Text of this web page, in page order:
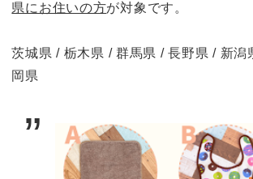
県にお住いの方が対象です。
茨城県 / 栃木県 / 群馬県 / 長野県 / 新潟
岡県